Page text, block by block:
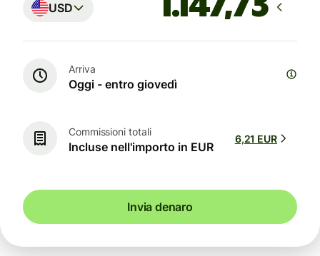
USD
Arriva
Oggi - entro giovedì
Commissioni totali
Incluse nell'importo in EUR
6,21 EUR
Invia denaro